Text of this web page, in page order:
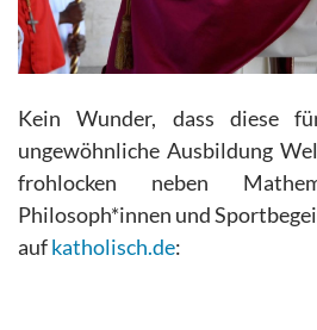
Kein Wunder, dass diese
ungewöhnliche Ausbildung
frohlocken neben
Philosoph*innen und
aufkatholisch.de: